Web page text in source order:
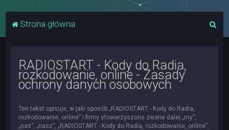
Strona główna
RADIOSTART - Kody do Radia,
rozkodowanie, online - Zasady
ochrony danych osobowych
Ten tekst opisuje, w jaki sposób „RADIOSTART - Kody do Radia,
rozkodowanie, online” i firmy stowarzyszone zwane dalej „my”,
„nas”, „nasz”, „RADIOSTART - Kody do Radia, rozkodowanie, online”,